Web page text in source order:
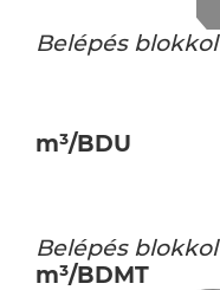
Belépés
m³/BDU
Belépés
m³/BDMT